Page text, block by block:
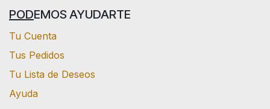
PODEMOS AYUDARTE
Tu Cuenta
Tus Pedidos
Tu Lista de Deseos
Ayuda